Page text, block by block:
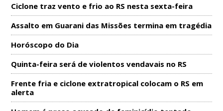
Ciclone traz vento e frio ao RS nesta sexta-feira
Assalto em Guarani das Missões termina em tragédia
Horóscopo do Dia
Quinta-feira será de violentos vendavais no RS
Frente fria e ciclone extratropical colocam o RS em
alerta